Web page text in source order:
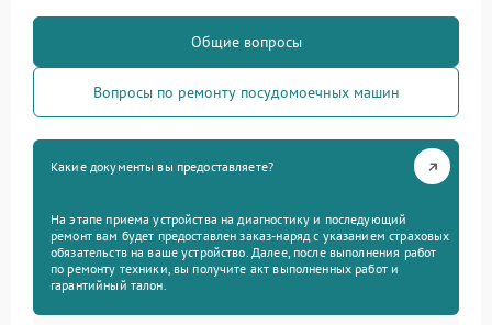
Общие вопросы
Вопросы по ремонту посудомоечных машин
Какие документы вы предоставляете?
На этапе приема устройства на диагностику и последующий
ремонт вам будет предоставлен заказ-наряд с указанием страховых
обязательств на ваше устройство. Далее, после выполнения работ
по ремонту техники, вы получите акт выполненных работ и
гарантийный талон.